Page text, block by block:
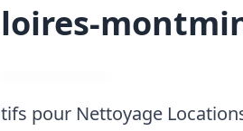
pour Nettoyage